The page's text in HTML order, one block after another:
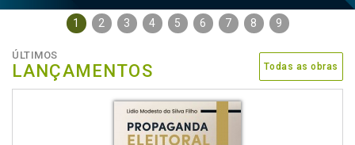
1 2 3 4 5 6 7 8 9
ÚLTIMOS
LANÇAMENTOS Todas as obras